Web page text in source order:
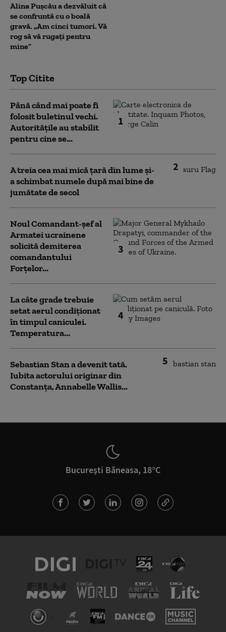
Alina Pușcău a dezvăluit că
se confruntă cu o boală
gravă. „Am cinci tumori. Vă
rog să vă rugați pentru
mine”
Top Citite
1
Până când mai poate fi
folosit buletinul vechi.
Autoritățile au stabilit
pentru cine se...
2
A treia cea mai mică țară din lume și-
a schimbat numele după mai bine de
jumătate de secol
3
Noul Comandant-șef al
Armatei ucrainene
solicită demiterea
comandantului
Forțelor...
4
La câte grade trebuie
setat aerul condiționat
în timpul caniculei.
Temperatura...
5
Sebastian Stan a devenit tată.
Iubita actorului originar din
Constanța, Annabelle Wallis...
București Băneasa, 18°C